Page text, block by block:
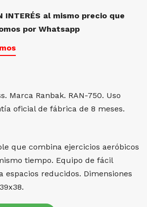
INTERÉS al mismo precio que
por Whatsapp
Marca Ranbak. RAN-750. Uso
oficial de fábrica de 8 meses.
que combina ejercicios aeróbicos
tiempo. Equipo de fácil
espacios reducidos. Dimensiones